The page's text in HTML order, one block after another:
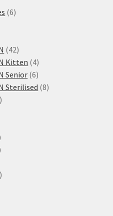
66
4242
produktů
Kitten 44
produkty
Senior 66
produktů
Sterilised 88
8